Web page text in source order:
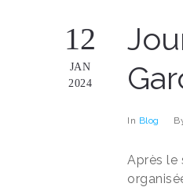
12
JAN
2024
In Blog
Après le